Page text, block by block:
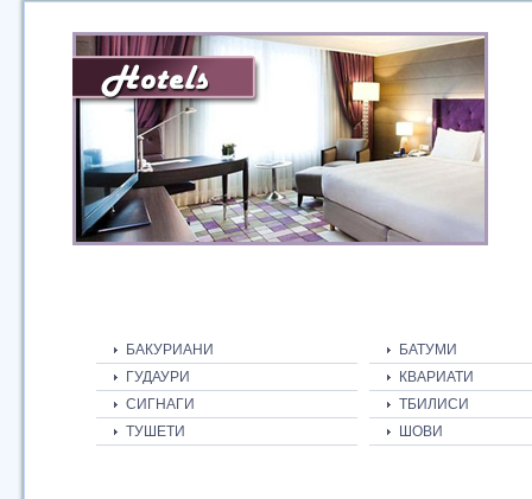
БАКУРИАНИ
БАТУМИ
ГУДАУРИ
КВАРИАТИ
СИГНАГИ
ТБИЛИСИ
ТУШЕТИ
ШОВИ